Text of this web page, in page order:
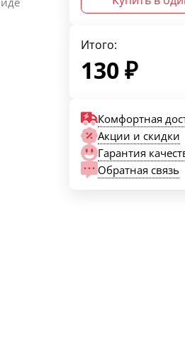
Итого:
130₽
Комфортная
Акции и скидки
Гарантия
Обратная связь